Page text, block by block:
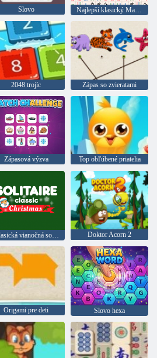
Slovo Najlepší klasický Mahjong
2048 trojíc Zápas so zvieratami
Zápasová výzva Top obľúbené priatelia
Klasická vianočná solitér Doktor Acorn 2
Origami pre deti Slovo hexa